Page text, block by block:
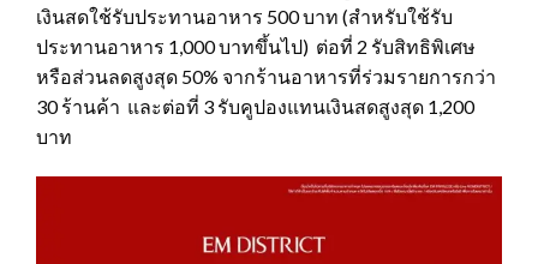
เงินสดใช้รับประทานอาหาร 500 บาท (สำหรับใช้รับ
ประทานอาหาร 1,000 บาทขึ้นไป) ต่อที่ 2 รับสิทธิพิเศษ
หรือส่วนลดสูงสุด 50% จากร้านอาหารที่ร่วมรายการกว่า
30 ร้านค้า และต่อที่ 3 รับคูปองแทนเงินสดสูงสุด 1,200
บาท